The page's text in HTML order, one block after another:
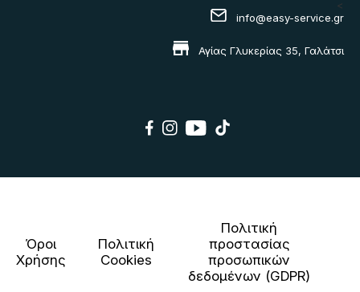
<
info@easy-service.gr
Αγίας Γλυκερίας 35, Γαλάτσι
Όροι
Χρήσης
Πολιτική
Cookies
Πολιτική
προστασίας
προσωπικών
δεδομένων (GDPR)